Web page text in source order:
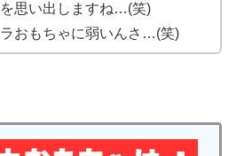
思い出しますね…(笑)
おもちゃに弱いんさ…(笑)